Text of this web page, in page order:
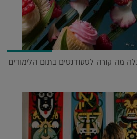
מה קורה לסטודנטים בתום הלימודים